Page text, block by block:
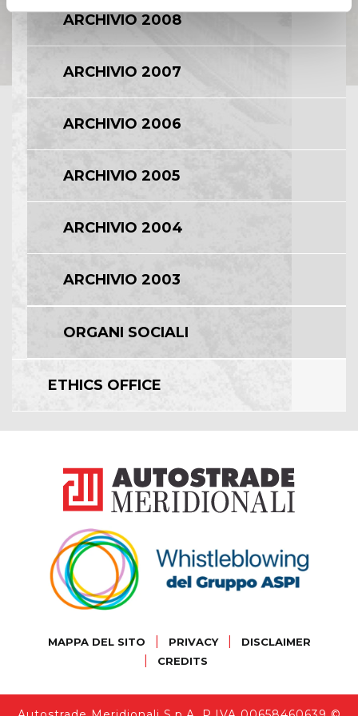
ARCHIVIO 2008
ARCHIVIO 2007
ARCHIVIO 2006
ARCHIVIO 2005
ARCHIVIO 2004
ARCHIVIO 2003
ORGANI SOCIALI
ETHICS OFFICE
MAPPA DEL SITO PRIVACY DISCLAIMER
CREDITS